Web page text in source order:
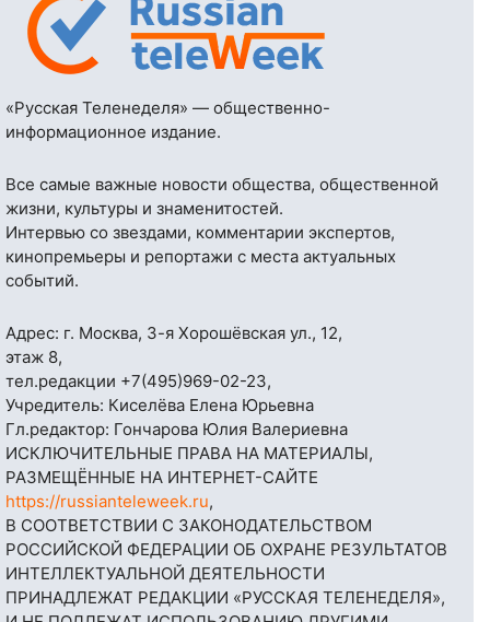
«Русская Теленеделя» — общественно-
информационное издание.
Все самые важные новости общества, общественной
жизни, культуры и знаменитостей.
Интервью со звездами, комментарии экспертов,
кинопремьеры и репортажи с места актуальных
событий.
Адрес: г. Москва, 3-я Хорошёвская ул., 12,
этаж 8,
тел.редакции +7(495)969-02-23,
Учредитель: Киселёва Елена Юрьевна
Гл.редактор: Гончарова Юлия Валериевна
ИСКЛЮЧИТЕЛЬНЫЕ ПРАВА НА МАТЕРИАЛЫ,
РАЗМЕЩЁННЫЕ НА ИНТЕРНЕТ-САЙТЕ
https://russianteleweek.ru,
В СООТВЕТСТВИИ С ЗАКОНОДАТЕЛЬСТВОМ
РОССИЙСКОЙ ФЕДЕРАЦИИ ОБ ОХРАНЕ РЕЗУЛЬТАТОВ
ИНТЕЛЛЕКТУАЛЬНОЙ ДЕЯТЕЛЬНОСТИ
ПРИНАДЛЕЖАТ РЕДАКЦИИ «РУССКАЯ ТЕЛЕНЕДЕЛЯ»,